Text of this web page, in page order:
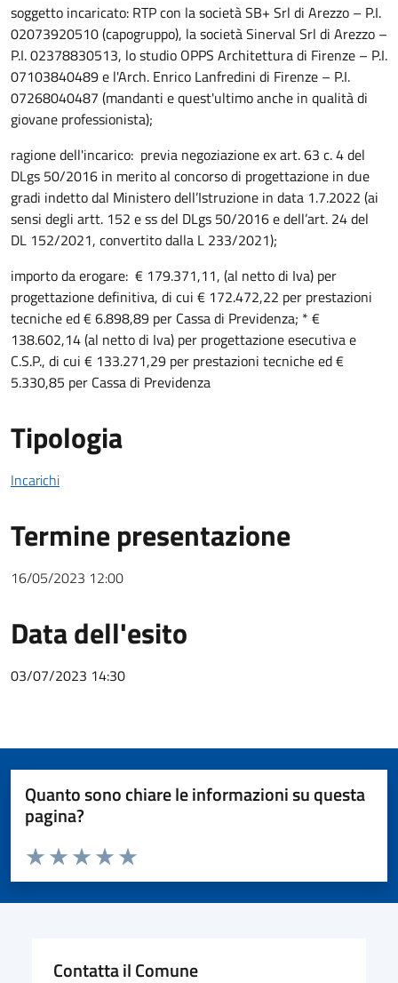
soggetto incaricato: RTP con la società SB+ Srl di Arezzo – P.I.
02073920510 (capogruppo), la società Sinerval Srl di Arezzo –
P.I. 02378830513, lo studio OPPS Architettura di Firenze – P.I.
07103840489 e l'Arch. Enrico Lanfredini di Firenze – P.I.
07268040487 (mandanti e quest'ultimo anche in qualità di
giovane professionista);
ragione dell'incarico: previa negoziazione ex art. 63 c. 4 del
DLgs 50/2016 in merito al concorso di progettazione in due
gradi indetto dal Ministero dell’Istruzione in data 1.7.2022 (ai
sensi degli artt. 152 e ss del DLgs 50/2016 e dell’art. 24 del
DL 152/2021, convertito dalla L 233/2021);
importo da erogare: € 179.371,11, (al netto di Iva) per
progettazione definitiva, di cui € 172.472,22 per prestazioni
tecniche ed € 6.898,89 per Cassa di Previdenza; * €
138.602,14 (al netto di Iva) per progettazione esecutiva e
C.S.P., di cui € 133.271,29 per prestazioni tecniche ed €
5.330,85 per Cassa di Previdenza
Tipologia
Incarichi
Termine presentazione
16/05/2023 12:00
Data dell'esito
03/07/2023 14:30
Quanto sono chiare le informazioni su questa
pagina?
Valuta da 1 a 5 stelle la pagina
Valuta 5 stelle su 5
Valuta 4 stelle su 5
Valuta 3 stelle su 5
Valuta 2 stelle su 5
Valuta 1 stelle su 5
Contatta il Comune